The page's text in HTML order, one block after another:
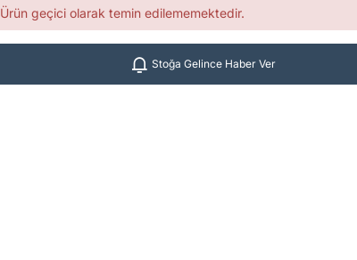
Ürün geçici olarak temin edilememektedir.
Stoğa Gelince Haber Ver